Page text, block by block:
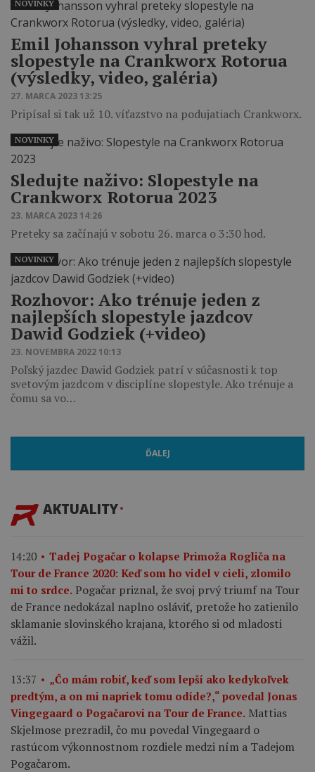
Emil Johansson vyhral preteky
slopestyle na Crankworx Rotorua
(výsledky, video, galéria)
27. MARCA 2023 13:25
Pripísal si tak už 10. víťazstvo na podujatiach Crankworx.
NOVINKY
Sledujte naživo: Slopestyle na
Crankworx Rotorua 2023
23. MARCA 2023 14:26
Preteky sa začínajú v sobotu 26. marca o 3:30 hod.
NOVINKY
Rozhovor: Ako trénuje jeden z
najlepších slopestyle jazdcov
Dawid Godziek (+video)
23. NOVEMBRA 2022 10:13
Poľský jazdec Dawid Godziek patrí v súčasnosti k top
svetovým jazdcom v disciplíne slopestyle. Ako trénuje a
čomu sa vo…
NOVINKY
ĎALEJ
AKTUALITY
14:20
Tadej Pogačar o kolapse Primoža Rogliča na
Tour de France 2020: Keď som ho videl v cieli, zlomilo
mi to srdce. Pogačar priznal, že svoj prvý triumf na Tour
de France nedokázal naplno osláviť, pretože ho zatienilo
sklamanie slovinského krajana, ktorého si od mladosti
vážil.
13:37
„Čo mám robiť, keď som lepší ako kedykoľvek
predtým, a on mi napriek tomu odíde?,“ povedal Jonas
Vingegaard o Pogačarovi na Tour de France. Mattias
Skjelmose prezradil, čo mu povedal Vingegaard o
rastúcom výkonnostnom rozdiele medzi ním a Tadejom
Pogačarom.